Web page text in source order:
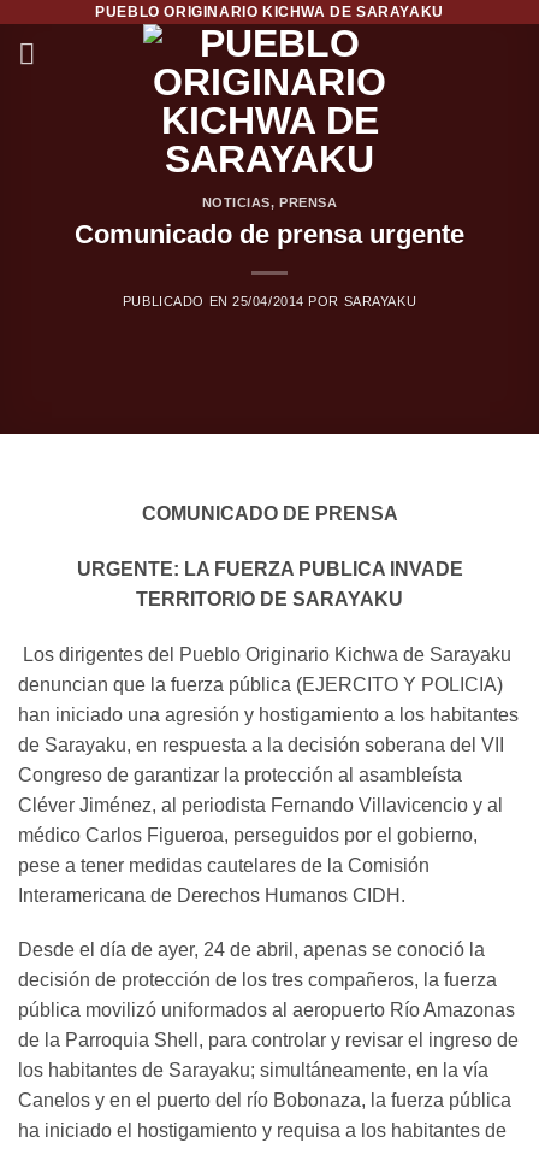
PUEBLO ORIGINARIO KICHWA DE SARAYAKU
NOTICIAS, PRENSA
Comunicado de prensa urgente
PUBLICADO EN25/04/2014 POR SARAYAKU
COMUNICADO DE PRENSA
URGENTE: LA FUERZA PUBLICA INVADE
TERRITORIO DE SARAYAKU
Los dirigentes del Pueblo Originario Kichwa de Sarayaku
denuncian que la fuerza pública (EJERCITO Y POLICIA)
han iniciado una agresión y hostigamiento a los habitantes
de Sarayaku, en respuesta a la decisión soberana del VII
Congreso de garantizar la protección al asambleísta
Cléver Jiménez, al periodista Fernando Villavicencio y al
médico Carlos Figueroa, perseguidos por el gobierno,
pese a tener medidas cautelares de la Comisión
Interamericana de Derechos Humanos CIDH.
Desde el día de ayer, 24 de abril, apenas se conoció la
decisión de protección de los tres compañeros, la fuerza
pública movilizó uniformados al aeropuerto Río Amazonas
de la Parroquia Shell, para controlar y revisar el ingreso de
los habitantes de Sarayaku; simultáneamente, en la vía
Canelos y en el puerto del río Bobonaza, la fuerza pública
ha iniciado el hostigamiento y requisa a los habitantes de